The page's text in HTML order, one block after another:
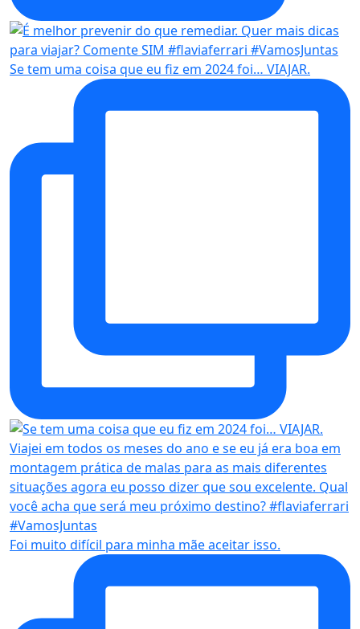
Se tem uma coisa que eu fiz em 2024 foi… VIAJAR.
Foi muito difícil para minha mãe aceitar isso.